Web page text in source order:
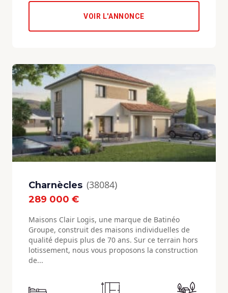
VOIR L'ANNONCE
Charnècles (38084)
289 000 €
Maisons Clair Logis, une marque de Batinéo
Groupe, construit des maisons individuelles de
qualité depuis plus de 70 ans. Sur ce terrain hors
lotissement, nous vous proposons la construction
de...